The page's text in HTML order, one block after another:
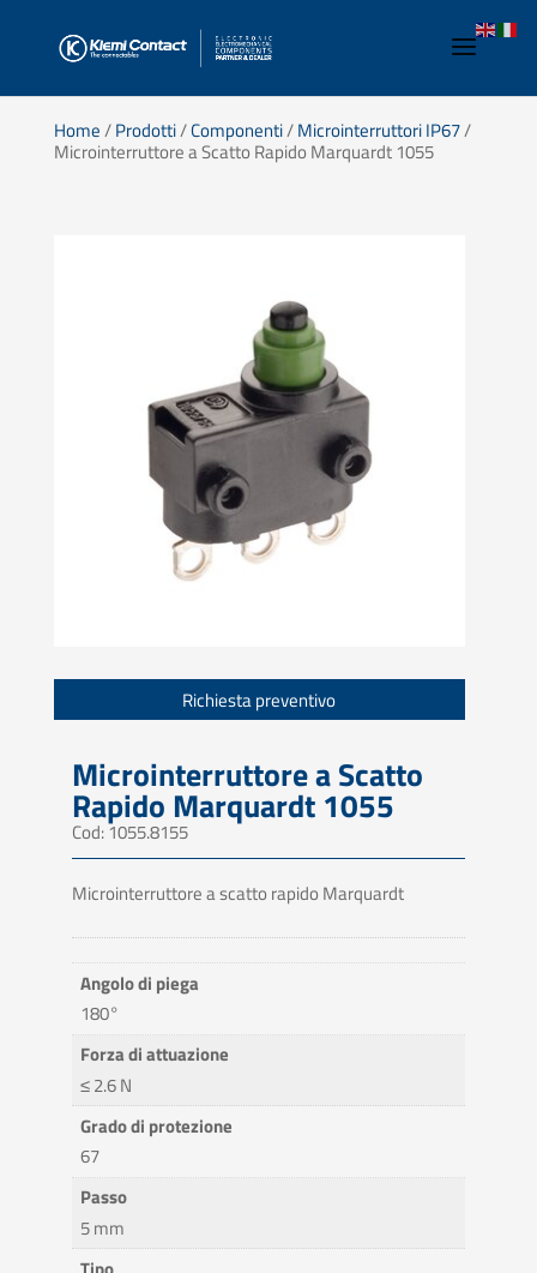
Home/Prodotti/Componenti/Microinterruttori IP67/
Microinterruttore a Scatto Rapido Marquardt 1055
Richiesta preventivo
Microinterruttore a Scatto
Rapido Marquardt 1055
Cod: 1055.8155
Microinterruttore a scatto rapido Marquardt
Angolo di piega
180°
Forza di attuazione
≤ 2.6 N
Grado di protezione
67
Passo
5 mm